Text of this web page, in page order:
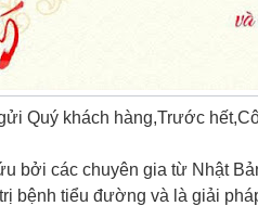
Quý khách hàng,Trước
bởi các chuyên gia từ Nhật
bệnh tiểu đường và là giải